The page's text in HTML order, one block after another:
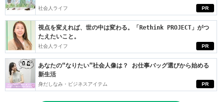
PR
社会人ライフ
PR
視点を変えれば、世の中は変わる。「Rethink PROJECT」がつ
たえたいこと。
社会人ライフ
PR
あなたの“なりたい”社会人像は？ お仕事バッグ選びから始める
新生活
身だしなみ・ビジネスアイテム